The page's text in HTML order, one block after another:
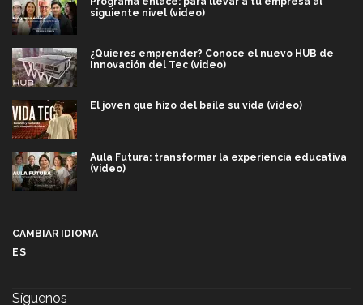
siguiente nivel (video)
¿Quieres emprender? Conoce el nuevo HUB de
Innovación del Tec (video)
El joven que hizo del baile su vida (video)
Aula Futura: transformar la experiencia educativa
(video)
CAMBIAR IDIOMA
ES
Síguenos